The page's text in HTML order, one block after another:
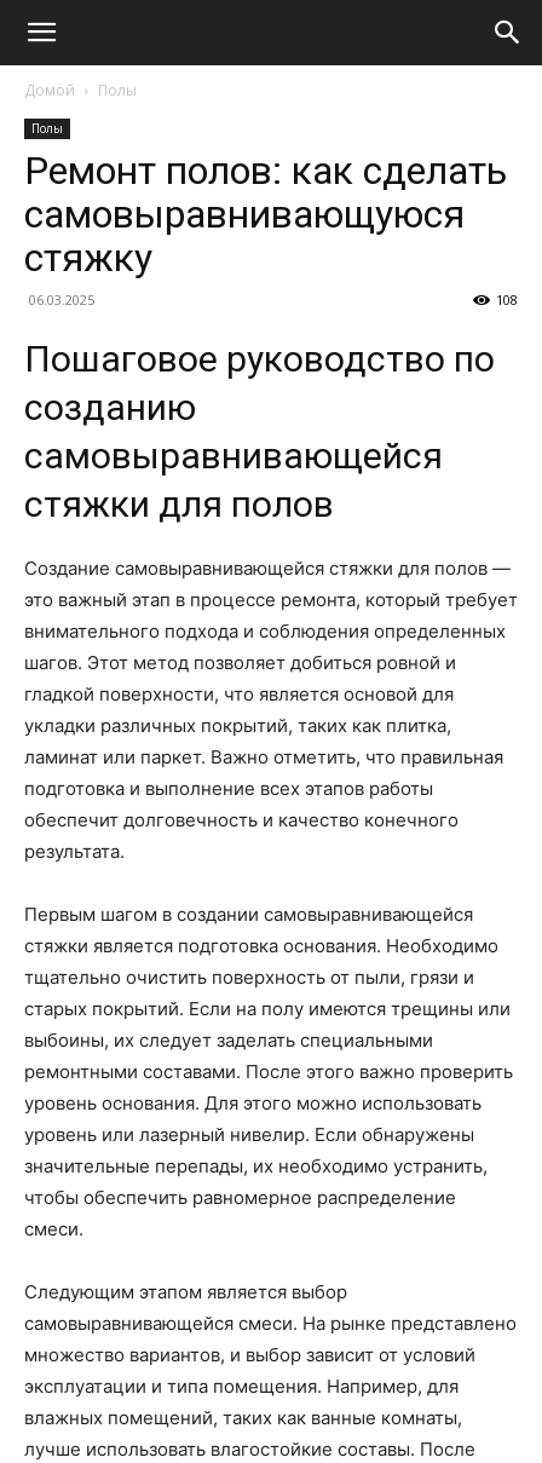
Домой Полы
Полы
Ремонт полов: как сделать
самовыравнивающуюся
стяжку
06.03.2025 108
Пошаговое руководство по
созданию
самовыравнивающейся
стяжки для полов
Создание самовыравнивающейся стяжки для полов —
это важный этап в процессе ремонта, который требует
внимательного подхода и соблюдения определенных
шагов. Этот метод позволяет добиться ровной и
гладкой поверхности, что является основой для
укладки различных покрытий, таких как плитка,
ламинат или паркет. Важно отметить, что правильная
подготовка и выполнение всех этапов работы
обеспечит долговечность и качество конечного
результата.
Первым шагом в создании самовыравнивающейся
стяжки является подготовка основания. Необходимо
тщательно очистить поверхность от пыли, грязи и
старых покрытий. Если на полу имеются трещины или
выбоины, их следует заделать специальными
ремонтными составами. После этого важно проверить
уровень основания. Для этого можно использовать
уровень или лазерный нивелир. Если обнаружены
значительные перепады, их необходимо устранить,
чтобы обеспечить равномерное распределение
смеси.
Следующим этапом является выбор
самовыравнивающейся смеси. На рынке представлено
множество вариантов, и выбор зависит от условий
эксплуатации и типа помещения. Например, для
влажных помещений, таких как ванные комнаты,
лучше использовать влагостойкие составы. После